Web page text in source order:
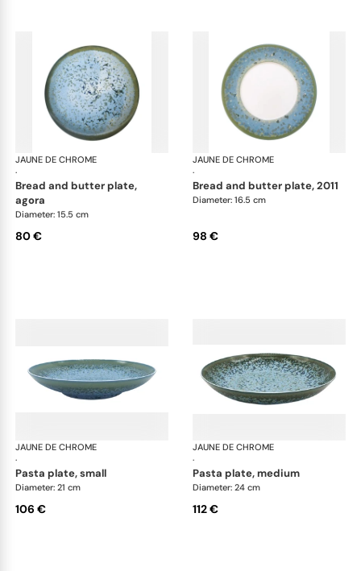
JAUNE DE CHROME
·
Nymphéa
bread and butter plate,
agora
Diameter: 15.5 cm
80 €
JAUNE DE CHROME
·
bread and butter plate, 2011
Diameter: 16.5 cm
98 €
JAUNE DE CHROME
·
Nymphéa
pasta plate, small
Diameter: 21 cm
106 €
JAUNE DE CHROME
·
pasta plate, medium
Diameter: 24 cm
112 €